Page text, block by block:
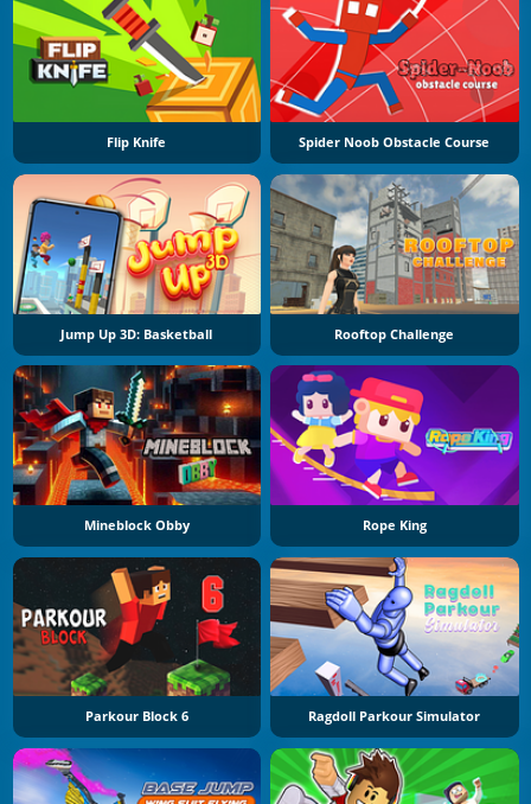
Flip Knife Spider Noob Obstacle Course
Jump Up 3D: Basketball Rooftop Challenge
Mineblock Obby Rope King
Parkour Block 6 Ragdoll Parkour Simulator